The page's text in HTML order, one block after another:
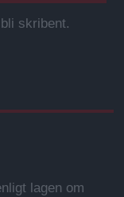
skribent.
lagen om